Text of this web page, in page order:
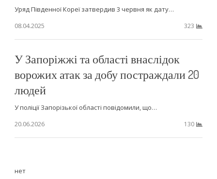
Уряд Південної Кореї затвердив 3 червня як дату…
08.04.2025
323
У Запоріжжі та області внаслідок
ворожих атак за добу постраждали 20
людей
У поліції Запорізької області повідомили, що…
20.06.2026
130
нет